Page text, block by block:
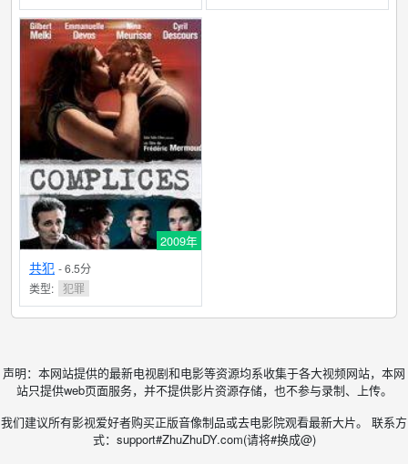
2009年
共犯 - 6.5分
类型: 犯罪
声明：本网站提供的最新电视剧和电影等资源均系收集于各大视频网站，本网
站只提供web页面服务，并不提供影片资源存储，也不参与录制、上传。
我们建议所有影视爱好者购买正版音像制品或去电影院观看最新大片。 联系方
式：support#ZhuZhuDY.com(请将#换成@)